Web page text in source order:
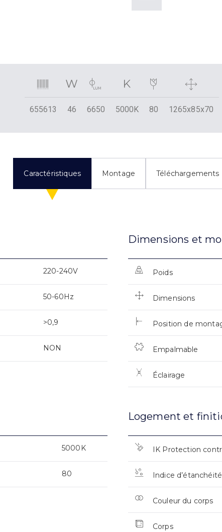
655613 46 6650 5000K 80 1265x85x70
Caractéristiques Montage Téléchargements
220-240V
50-60Hz
>0,9
NON
Dimensions et
Poids
Dimensions
Position de
Empalmable
Éclairage
5000K
80
Logement et
IK Protection
Indice
Couleur du corps
Corps